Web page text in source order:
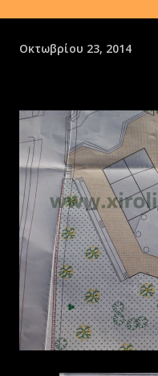
Οκτωβρίου 23, 2014